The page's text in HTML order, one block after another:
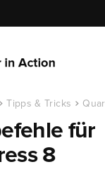
Tipps & Tricks
für
8